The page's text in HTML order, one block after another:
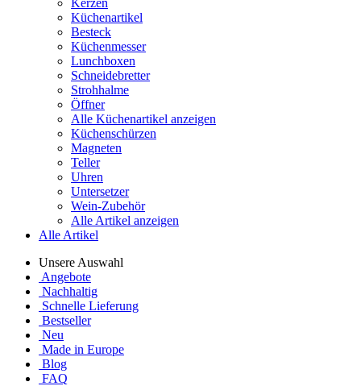
Kerzen
Küchenartikel
Besteck
Küchenmesser
Lunchboxen
Schneidebretter
Strohhalme
Öffner
Alle Küchenartikel anzeigen
Küchenschürzen
Magneten
Teller
Uhren
Untersetzer
Wein-Zubehör
Alle Artikel anzeigen
Alle Artikel
Unsere Auswahl
Angebote
Nachhaltig
Schnelle Lieferung
Bestseller
Neu
Made in Europe
Blog
FAQ